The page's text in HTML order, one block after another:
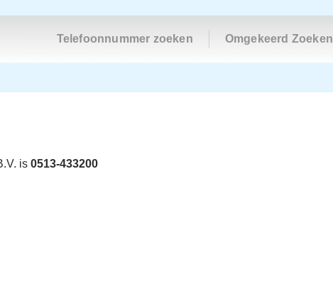
Telefoonnummer zoeken Omgekeerd Zoeken
is 0513-433200